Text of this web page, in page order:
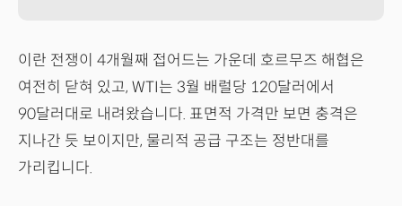
이란 전쟁이 4개월째 접어드는 가운데 호르무즈 해협은
여전히 닫혀 있고, WTI는 3월 배럴당 120달러에서
90달러대로 내려왔습니다. 표면적 가격만 보면 충격은
지나간 듯 보이지만, 물리적 공급 구조는 정반대를
가리킵니다.